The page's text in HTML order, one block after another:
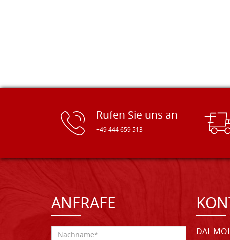
Rufen Sie uns an
+49 444 659 513
ANFRAFE
DAL